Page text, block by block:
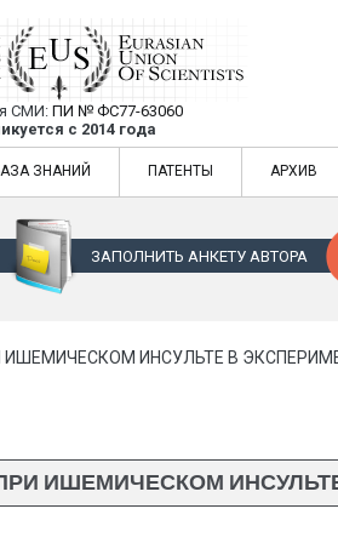
Ученых —
СМИ:ПИ № ФС77-63060
с 2014 года
публикация научных статей в
ЗНАНИЙ ПАТЕНТЫ АРХИВ
ЗАПОЛНИТЬ АНКЕТУ АВТОРА
ИНСУЛЬТЕ В
ИШЕМИЧЕСКОМ